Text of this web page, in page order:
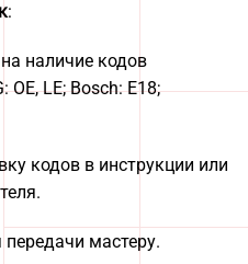
:
наличие кодов
OE, LE; Bosch: E18;
кодов в инструкции или
мастеру.